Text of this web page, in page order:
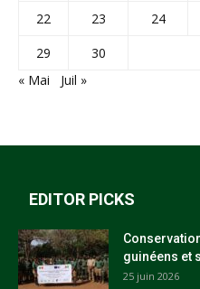
22
23 24
29
30
« Mai
Juil »
EDITOR PICKS
guinéens et
25 juin 2026